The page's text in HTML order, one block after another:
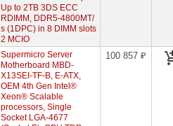
Up to 2TB 3DS ECC
RDIMM, DDR5-4800MT/
s (1DPC) in 8 DIMM slots
2 MCIO
Supermicro Server
Motherboard MBD-
X13SEI-TF-B, E-ATX,
OEM 4th Gen Intel®
Xeon® Scalable
processors, Single
Socket LGA-4677
100 857 ₽